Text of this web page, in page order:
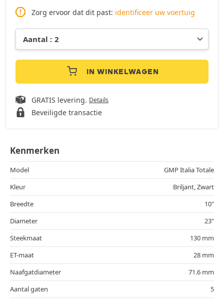
Zorg ervoor dat dit past: identificeer uw voertuig
IN WINKELWAGEN
GRATIS levering. Details
Beveiligde transactie
Kenmerken
Model
GMP Italia Totale
Kleur
Briljant, Zwart
Breedte
10"
Diameter
23"
Steekmaat
130 mm
ET-maat
28 mm
Naafgatdiameter
71.6 mm
Aantal gaten
5